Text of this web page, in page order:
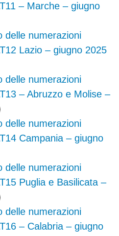
– Marche – giugno
delle numerazioni
Lazio – giugno 2025
delle numerazioni
– Abruzzo e Molise –
delle numerazioni
Campania – giugno
delle numerazioni
Puglia e Basilicata –
delle numerazioni
– Calabria – giugno